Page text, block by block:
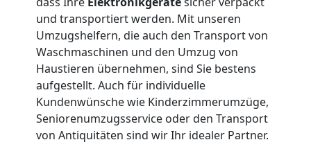
und transportiert werden. Mit unseren
Umzugshelfern, die auch den Transport von
Waschmaschinen und den Umzug von
Haustieren übernehmen, sind Sie bestens
aufgestellt. Auch für individuelle
Kundenwünsche wie Kinderzimmerumzüge,
Seniorenumzugsservice oder den Transport
von Antiquitäten sind wir Ihr idealer Partner.
LKW
Möbellift
Wolfsberg